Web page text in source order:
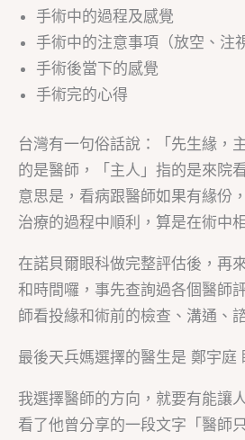
手術中的過程及感覺
手術中的注意事項（放空、注
手術後當下的感覺
手術完的心得
台灣有一句俗話說：「先生緣，
的是醫師，「主人」指的是來院
意思是，看病跟醫師如果有緣份
治療的過程中順利，算是在術中
在諾貝爾眼科做完整評估後，再
和時間囉，事先查詢過各個醫師
師看投緣和術前的檢查、溝通、
最後天兵媽選擇的醫生是 鄭宇庭
我選擇醫師的方向，就要有能讓
看了他曾分享的一段文字「醫師